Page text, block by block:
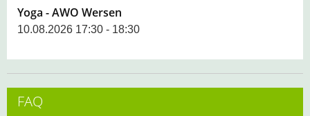
Yoga - AWO Wersen
10.08.2026 17:30 - 18:30
FAQ